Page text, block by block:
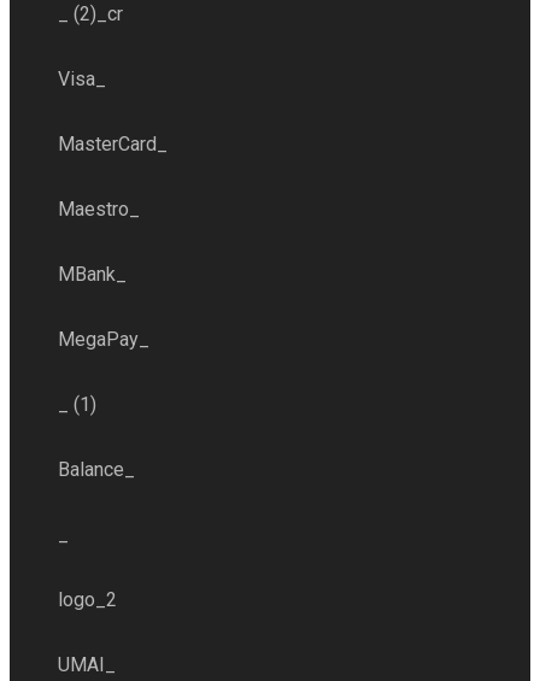
_ (2)_cr
Visa_
MasterCard_
Maestro_
MBank_
MegaPay_
_ (1)
Balance_
logo_2
UMAI_